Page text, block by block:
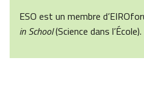
ESO est un membre
in School(Science dans l’École).